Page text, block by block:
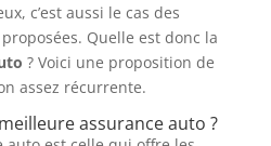
c’est aussi le cas des
Quelle est donc la
? Voici une proposition de
assez récurrente.
assurance auto ?